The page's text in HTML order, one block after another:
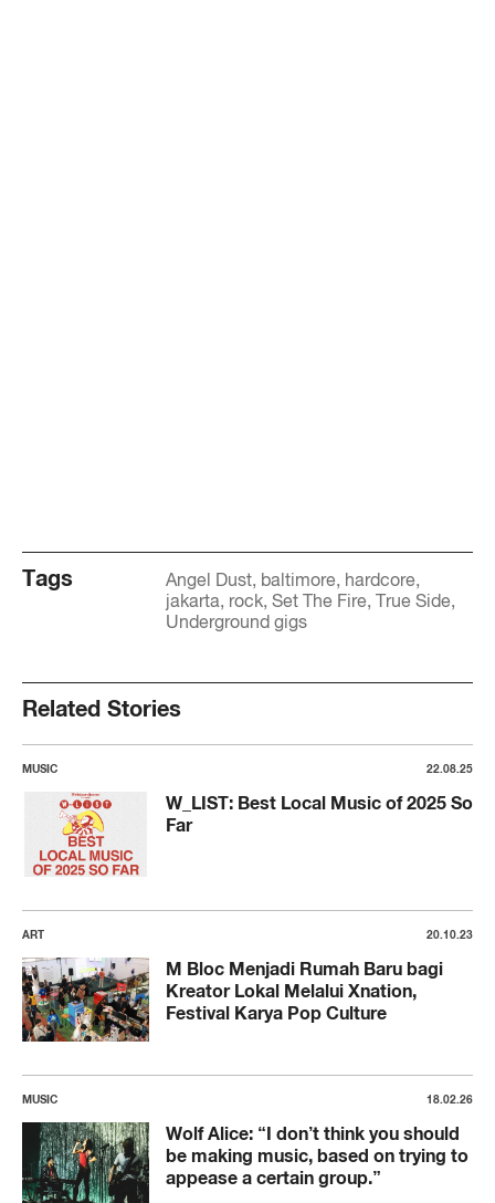
Tags Angel Dust baltimore hardcore
jakarta rock Set The Fire True Side
Underground gigs
Related Stories
MUSIC 22.08.25
W_LIST: Best Local Music of 2025 So
Far
ART 20.10.23
M Bloc Menjadi Rumah Baru bagi
Kreator Lokal Melalui Xnation,
Festival Karya Pop Culture
MUSIC 18.02.26
Wolf Alice: “I don’t think you should
be making music, based on trying to
appease a certain group.”